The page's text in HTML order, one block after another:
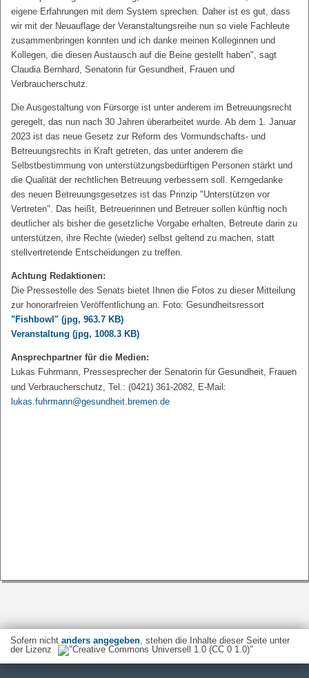
eigene Erfahrungen mit dem System sprechen. Daher ist es gut, dass
wir mit der Neuauflage der Veranstaltungsreihe nun so viele Fachleute
zusammenbringen konnten und ich danke meinen Kolleginnen und
Kollegen, die diesen Austausch auf die Beine gestellt haben", sagt
Claudia Bernhard, Senatorin für Gesundheit, Frauen und
Verbraucherschutz.
Die Ausgestaltung von Fürsorge ist unter anderem im Betreuungsrecht
geregelt, das nun nach 30 Jahren überarbeitet wurde. Ab dem 1. Januar
2023 ist das neue Gesetz zur Reform des Vormundschafts- und
Betreuungsrechts in Kraft getreten, das unter anderem die
Selbstbestimmung von unterstützungsbedürftigen Personen stärkt und
die Qualität der rechtlichen Betreuung verbessern soll. Kerngedanke
des neuen Betreuungsgesetzes ist das Prinzip "Unterstützen vor
Vertreten". Das heißt, Betreuerinnen und Betreuer sollen künftig noch
deutlicher als bisher die gesetzliche Vorgabe erhalten, Betreute darin zu
unterstützen, ihre Rechte (wieder) selbst geltend zu machen, statt
stellvertretende Entscheidungen zu treffen.
Achtung Redaktionen:
Die Pressestelle des Senats bietet Ihnen die Fotos zu dieser Mitteilung
zur honorarfreien Veröffentlichung an. Foto: Gesundheitsressort
"Fishbowl" (jpg, 963.7 KB)
Veranstaltung (jpg, 1008.3 KB)
Ansprechpartner für die Medien:
Lukas Fuhrmann, Pressesprecher der Senatorin für Gesundheit, Frauen
und Verbraucherschutz, Tel.: (0421) 361-2082, E-Mail:
lukas.fuhrmann@gesundheit.bremen.de
Sofern nicht anders angegeben, stehen die Inhalte dieser Seite unter
der Lizenz